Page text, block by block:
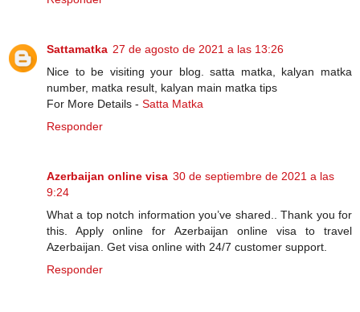
Sattamatka 27 de agosto de 2021 a las 13:26
Nice to be visiting your blog. satta matka, kalyan matka
number, matka result, kalyan main matka tips
For More Details - Satta Matka
Responder
Azerbaijan online visa 30 de septiembre de 2021 a las
9:24
What a top notch information you’ve shared.. Thank you for
this. Apply online for Azerbaijan online visa to travel
Azerbaijan. Get visa online with 24/7 customer support.
Responder